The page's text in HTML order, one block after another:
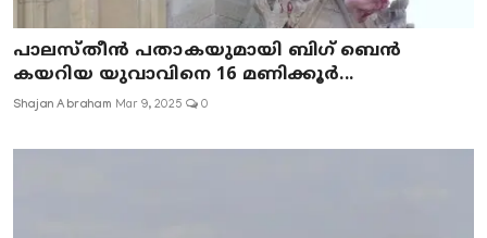
പാലസ്തീൻ പതാകയുമായി ബിഗ് ബെൻ
കയറിയ യുവാവിനെ 16 മണിക്കൂർ...
Shajan Abraham Mar 9, 2025 0